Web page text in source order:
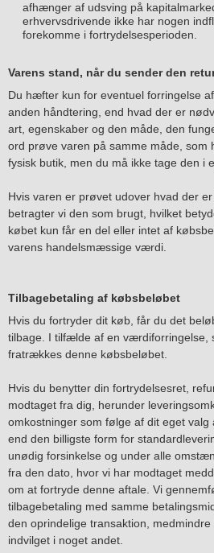
afhænger af udsving på
erhvervsdrivende ikke har nogen
forekomme i fortrydelsesperioden.
Varens stand, når du sender den
Du hæfter kun for eventuel forringelse
anden håndtering, end hvad der er
art, egenskaber og den måde, den
ord prøve varen på samme måde, som
fysisk butik, men du må ikke tage den i
Hvis varen er prøvet udover hvad der
betragter vi den som brugt, hvilket
købet kun får en del eller intet af
varens handelsmæssige værdi.
Tilbagebetaling af købsbeløbet
Hvis du fortryder dit køb, får du det
tilbage. I tilfælde af en værdiforringelse,
fratrækkes denne købsbeløbet.
Hvis du benytter din fortrydelsesret,
modtaget fra dig, herunder
omkostninger som følge af dit eget valg
end den billigste form for
unødig forsinkelse og under alle
fra den dato, hvor vi har modtaget
om at fortryde denne aftale. Vi
tilbagebetaling med samme
den oprindelige transaktion,
indvilget i noget andet.